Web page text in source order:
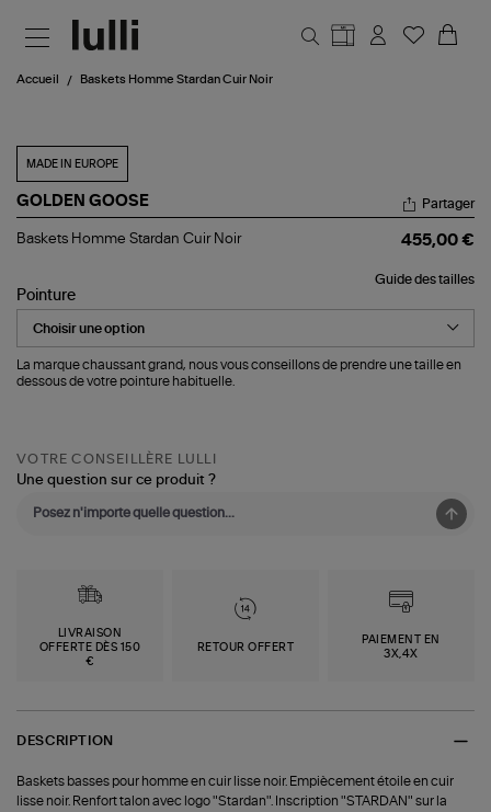
Accueil Baskets Homme Stardan Cuir Noir
MADE IN EUROPE
GOLDEN GOOSE
Baskets
Cuir
Noir
Partager
Baskets Homme Stardan Cuir Noir 455,00 €
Guide des tailles
Pointure
La marque chaussant grand, nous vous conseillons de prendre une taille en
dessous de votre pointure habituelle.
VOTRE CONSEILLÈRE LULLI
Une question sur ce produit ?
LIVRAISON
OFFERTE DÈS 150
€
RETOUR OFFERT
PAIEMENT EN
3X,4X
DESCRIPTION
Baskets basses pour homme en cuir lisse noir. Empiècement étoile en cuir
lisse noir. Renfort talon avec logo "Stardan". Inscription "STARDAN" sur la